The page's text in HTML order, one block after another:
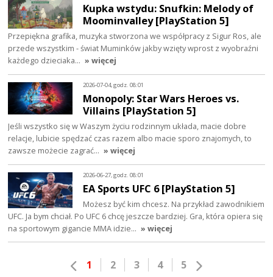
Kupka wstydu: Snufkin: Melody of
Moominvalley [PlayStation 5]
Przepiękna grafika, muzyka stworzona we współpracy z Sigur Ros, ale
przede wszystkim - świat Muminków jakby wzięty wprost z wyobraźni
każdego dzieciaka… » więcej
2026-07-04, godz. 08:01
Monopoly: Star Wars Heroes vs.
Villains [PlayStation 5]
Jeśli wszystko się w Waszym życiu rodzinnym układa, macie dobre
relacje, lubicie spędzać czas razem albo macie sporo znajomych, to
zawsze możecie zagrać… » więcej
2026-06-27, godz. 08:01
EA Sports UFC 6 [PlayStation 5]
Możesz być kim chcesz. Na przykład zawodnikiem
UFC. Ja bym chciał. Po UFC 6 chcę jeszcze bardziej. Gra, która opiera się
na sportowym gigancie MMA idzie… » więcej
1 2 3 4 5